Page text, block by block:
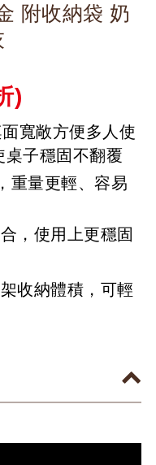
附收納袋 奶
)
寬敞方便多人使
桌子穩固不翻覆
重量更輕、容易
，使用上更穩固
收納體積，可輕